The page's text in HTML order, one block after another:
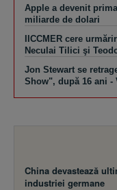
Apple a devenit
miliarde de dolari
IICCMER cere
Neculai Tilici şi
Jon Stewart se
Show", după 16 ani -
China devastează
industriei germane